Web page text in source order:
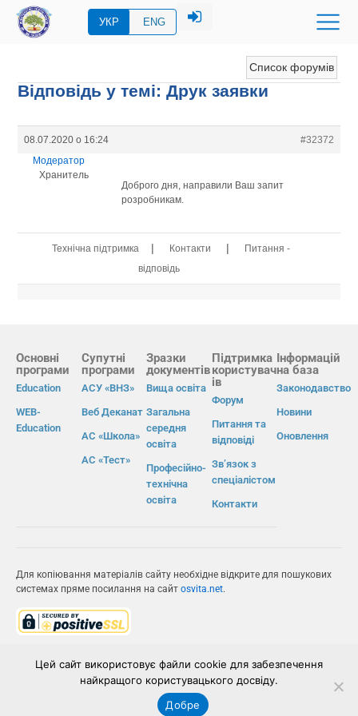
УКР ENG
Список форумів
Відповідь у темі: Друк заявки
08.07.2020 о 16:24
#32372
Модератор
Хранитель
Доброго дня, направили Ваш запит
розробникам.
Технічна підтримка | Контакти |
Питання -
відповідь
Основні
програми
Education
WEB-
Education
Супутні
програми
АСУ «ВНЗ»
Веб Деканат
АС «Школа»
АС «Тест»
Зразки
документів
Вища освіта
Загальна
середня
освіта
Професійно-
технічна
освіта
Підтримка
користувач
ів
Форум
Питання та
відповіді
Зв’язок з
спеціалістом
Контакти
Інформацій
на база
Законодавство
Новини
Оновлення
Для копіювання матеріалів сайту необхідне відкрите для пошукових
системах пряме посилання на сайт osvita.net.
ІВС «ОСВІТА»
Цей сайт використовує файли cookie для забезпечення
найкращого користувацького досвіду.
Добре